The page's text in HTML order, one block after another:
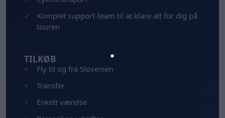
Komplet support-team til at klare alt for dig på
touren
TILKØB
Fly til og fra Slovenien
Transfer
Enkelt værelse